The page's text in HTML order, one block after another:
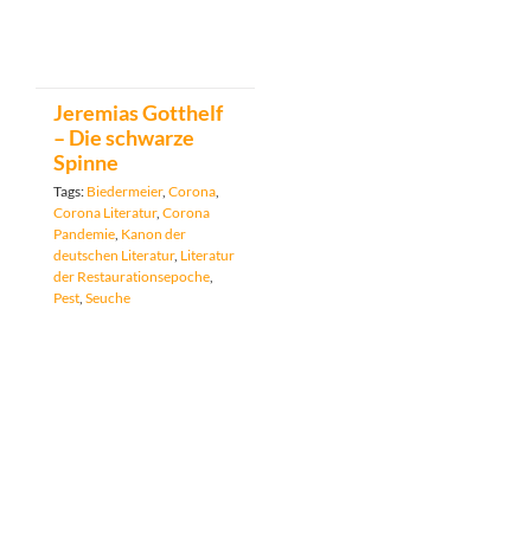
Jeremias Gotthelf
– Die schwarze
Spinne
Tags: Biedermeier, Corona
Corona Literatur, Corona
Pandemie Kanon der
deutschen Literatur, Literatur
der Restaurationsepoche
Pest Seuche